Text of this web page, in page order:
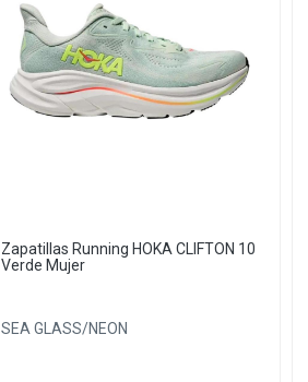
Zapatillas Running HOKA CLIFTON 10
Verde Mujer
SEA GLASS/NEON